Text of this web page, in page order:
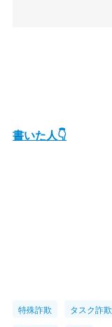
書いた人👇
特殊詐欺 タスク詐欺